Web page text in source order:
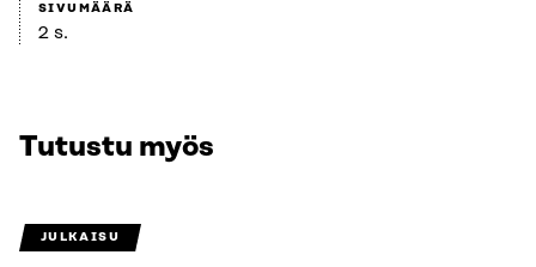
SIVUMÄÄRÄ
2 s.
Tutustu myös
JULKAISU